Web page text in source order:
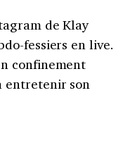
de Klay
fessiers en live.
confinement
entretenir son